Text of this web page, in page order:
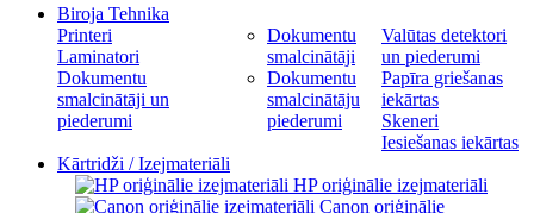
Biroja Tehnika
Printeri
Laminatori
Dokumentu
smalcinātāji un
piederumi
Dokumentu
smalcinātāji
Dokumentu
smalcinātāju
piederumi
Valūtas detektori
un piederumi
Papīra griešanas
iekārtas
Skeneri
Iesiešanas iekārtas
Kārtridži / Izejmateriāli
HP oriģinālie izejmateriāli
Canon oriģinālie